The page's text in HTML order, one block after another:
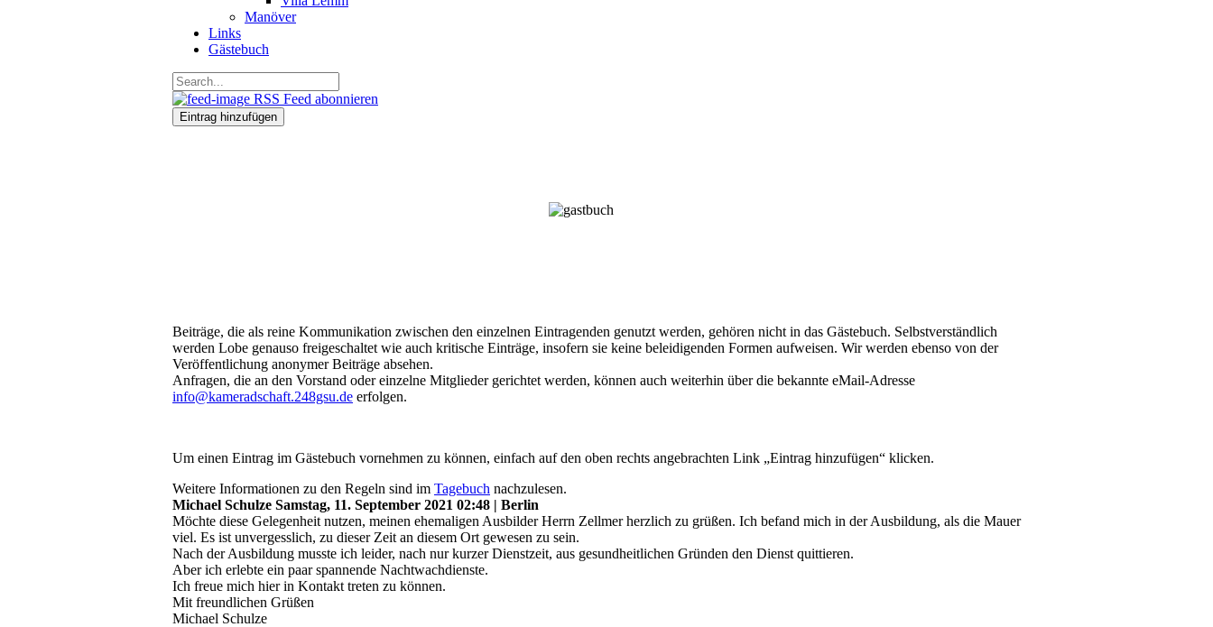
Manöver
Links
Gästebuch
RSS Feed abonnieren
Eintrag hinzufügen
Beiträge, die als reine Kommunikation zwischen den einzelnen Eintragenden genutzt werden, gehören nicht in das Gästebuch. Selbstverständlich
werden Lobe genauso freigeschaltet wie auch kritische Einträge, insofern sie keine beleidigenden Formen aufweisen. Wir werden ebenso von der
Veröffentlichung anonymer Beiträge absehen.
Anfragen, die an den Vorstand oder einzelne Mitglieder gerichtet werden, können auch weiterhin über die bekannte eMail-Adresse
info@kameradschaft.248gsu.de erfolgen.
Um einen Eintrag im Gästebuch vornehmen zu können, einfach auf den oben rechts angebrachten Link „Eintrag hinzufügen“ klicken.
Weitere Informationen zu den Regeln sind im Tagebuch nachzulesen.
Michael Schulze Samstag, 11. September 2021 02:48 | Berlin
Möchte diese Gelegenheit nutzen, meinen ehemaligen Ausbilder Herrn Zellmer herzlich zu grüßen. Ich befand mich in der Ausbildung, als die Mauer
viel. Es ist unvergesslich, zu dieser Zeit an diesem Ort gewesen zu sein.
Nach der Ausbildung musste ich leider, nach nur kurzer Dienstzeit, aus gesundheitlichen Gründen den Dienst quittieren.
Aber ich erlebte ein paar spannende Nachtwachdienste.
Ich freue mich hier in Kontakt treten zu können.
Mit freundlichen Grüßen
Michael Schulze